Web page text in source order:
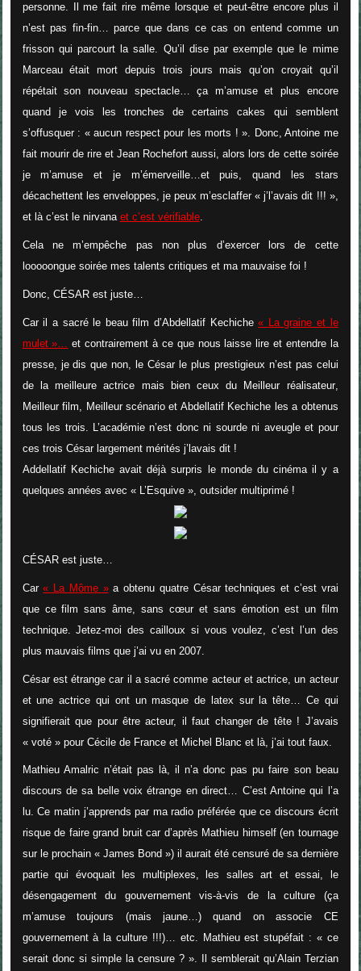
personne. Il me fait rire même lorsque et peut-être encore plus il
n’est pas fin-fin… parce que dans ce cas on entend comme un
frisson qui parcourt la salle. Qu’il dise par exemple que le mime
Marceau était mort depuis trois jours mais qu’on croyait qu’il
répétait son nouveau spectacle… ça m’amuse et plus encore
quand je vois les tronches de certains cakes qui semblent
s’offusquer : « aucun respect pour les morts ! ». Donc, Antoine me
fait mourir de rire et Jean Rochefort aussi, alors lors de cette soirée
je m’amuse et je m’émerveille…et puis, quand les stars
décachettent les enveloppes, je peux m’esclaffer « j’l’avais dit !!! »,
et là c’est le nirvana et c’est vérifiable.
Cela ne m’empêche pas non plus d’exercer lors de cette
looooongue soirée mes talents critiques et ma mauvaise foi !
Donc, CÉSAR est juste…
Car il a sacré le beau film d’Abdellatif Kechiche«
La graine et le
mulet»…
et contrairement à ce que nous laisse lire et entendre la
presse, je dis que non, le César le plus prestigieux n’est pas celui
de la meilleure actrice mais bien ceux du
Meilleur réalisateur,
Meilleur film
Meilleur scénario et Abdellatif Kechiche les a obtenus
tous les trois. L’académie n’est donc ni sourde ni aveugle et pour
ces trois César largement mérités j’lavais dit !
Addellatif Kechiche avait déjà surpris le monde du cinéma il y a
quelques années avec « L’Esquive », outsider multiprimé !
CÉSAR est juste…
Car« La Môme »a obtenu quatre César techniques et c’est vrai
que ce film sans âme, sans cœur et sans émotion est un film
technique. Jetez-moi des cailloux si vous voulez, c’est l’un des
plus mauvais films que j’ai vu en 2007.
César est étrange car il a sacré comme acteur et actrice, un acteur
et une actrice qui ont un masque de latex sur la tête… Ce qui
signifierait que pour être acteur, il faut changer de tête ! J’avais
« voté » pour Cécile de France et Michel Blanc et là, j’ai tout faux.
Mathieu Amalric n’était pas là, il n’a donc pas pu faire son beau
discours de sa belle voix étrange en direct… C’est Antoine qui l’a
lu. Ce matin j’apprends par ma radio préférée que ce discours écrit
risque de faire grand bruit car d’après Mathieu himself (en tournage
sur le prochain « James Bond ») il aurait été censuré de sa dernière
partie qui évoquait les multiplexes, les salles art et essai, le
désengagement du gouvernement vis-à-vis de la culture (ça
m’amuse toujours (mais jaune…) quand on associe CE
gouvernement à la culture !!!)… etc. Mathieu est stupéfait : « ce
serait donc si simple la censure ? ». Il semblerait qu’Alain Terzian